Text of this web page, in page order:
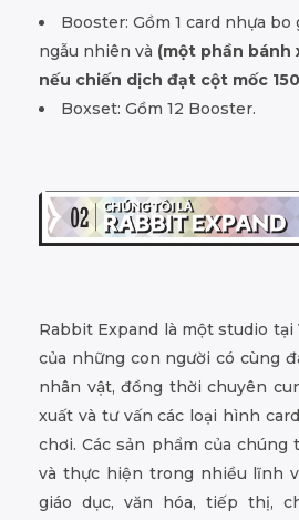
Booster: Gồm 1 card nhựa
ngẫu nhiên và (một phần bánh
nếu chiến dịch đạt cột mốc
Boxset: Gồm 12 Booster.
Rabbit Expand là một studio
của những con người có cùng
nhân vật, đồng thời chuyên
xuất và tư vấn các loại hình
chơi. Các sản phẩm của chúng
và thực hiện trong nhiều lĩnh
giáo dục, văn hóa, tiếp thị,